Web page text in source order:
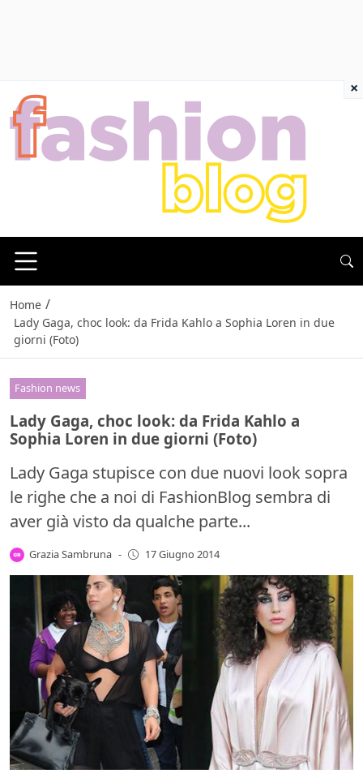
Home /
Lady Gaga, choc look: da Frida Kahlo a Sophia Loren in due
giorni (Foto)
Fashion news
Lady Gaga, choc look: da Frida Kahlo a
Sophia Loren in due giorni (Foto)
Lady Gaga stupisce con due nuovi look sopra
le righe che a noi di FashionBlog sembra di
aver già visto da qualche parte...
Grazia Sambruna - 17 Giugno 2014
×